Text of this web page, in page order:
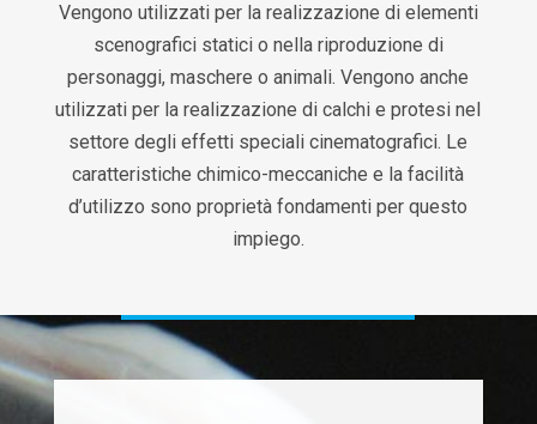
Vengono utilizzati per la realizzazione di elementi
scenografici statici o nella riproduzione di
personaggi, maschere o animali. Vengono anche
utilizzati per la realizzazione di calchi e protesi nel
settore degli effetti speciali cinematografici. Le
caratteristiche chimico-meccaniche e la facilità
d’utilizzo sono proprietà fondamenti per questo
impiego.